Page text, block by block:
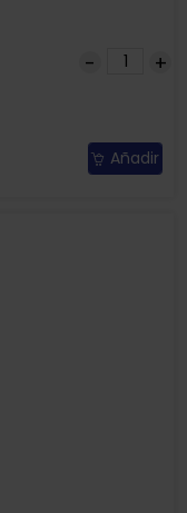
Añadir